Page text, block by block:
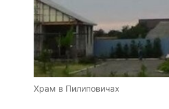
Храм в Пилиповичах